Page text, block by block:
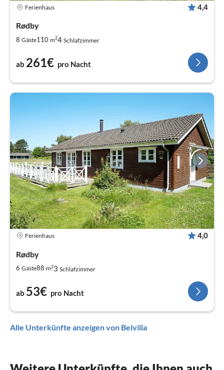
Ferienhaus 4,4
Rødby
8 Gäste110 m24 Schlafzimmer
ab 261€ pro Nacht
Ferienhaus 4,0
Rødby
6 Gäste88 m23 Schlafzimmer
ab 53€ pro Nacht
Alle Unterkünfte anzeigen von Belvilla